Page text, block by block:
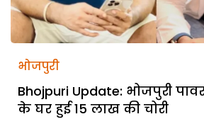
भोजपुरी
Bhojpuri Update: भोजपुरी
के घर हुई 15 लाख की चोरी